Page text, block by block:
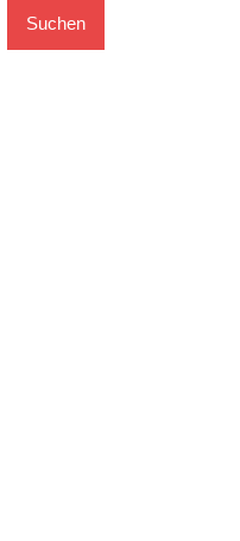
Suchen